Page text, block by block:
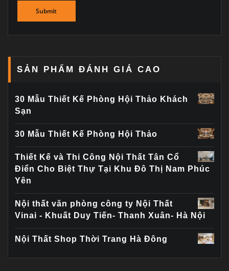
SẢN PHẨM ĐÁNH GIÁ CAO
30 Mẫu Thiết Kế Phòng Hội Thảo Khách
Sạn
30 Mẫu Thiết Kế Phòng Hội Thảo
Thiết Kế và Thi Công Nội Thất Tân Cổ
Điển Cho Biệt Thự Tại Khu Đô Thị Nam Phúc
Yên
Nội thất văn phòng công ty Nội Thất
Vinai - Khuất Duy Tiến- Thanh Xuân- Hà Nội
Nội Thất Shop Thời Trang Hà Đông